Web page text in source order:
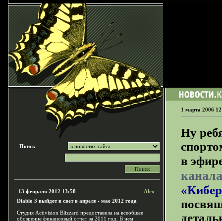
Поиск
13 февраля 2012 13:58
Alex
Diablo 3 выйдет в свет в апреле - мае 2012 года
Студия Activision Blizzard предоставила на всеобщее
обозрение финансовый отчет за 2011 год. В нем
1 марта 2006
Ну
в
канала